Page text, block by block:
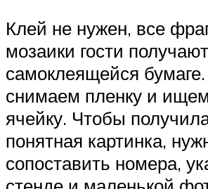
Клей не нужен, все
мозаики гости
самоклеящейся
снимаем пленку и
ячейку. Чтобы
понятная картинка,
сопоставить номера,